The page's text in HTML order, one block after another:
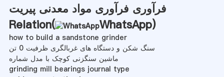
فرآوری فرآوری مواد معدنی پیریت
Relation(
WhatsApp)
how to build a sandstone grinder
سنگ شکن و دستگاه های غربالگری ظرفیت 0 تن
ماشین سنگزنی کوچک با مدل شماره
grinding mill bearings journal type